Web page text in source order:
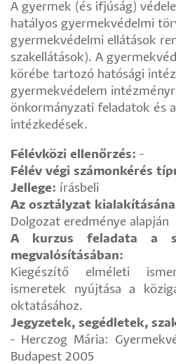
A gyermek (és ifjúság)
hatályos gyermekvédelmi
gyermekvédelmi ellátások
szakellátások). A
körébe tartozó hatósági
gyermekvédelem
önkormányzati feladatok és
intézkedések.
Félévközi ellenőrzés: -
Félév végi számonkérés
Jellege: írásbeli
Az osztályzat
Dolgozat eredménye alapján
A kurzus feladata a
megvalósításában:
Kiegészítő elméleti
ismeretek nyújtása a
oktatásához.
Jegyzetek, segédletek,
- Herczog Mária:
Budapest 2005